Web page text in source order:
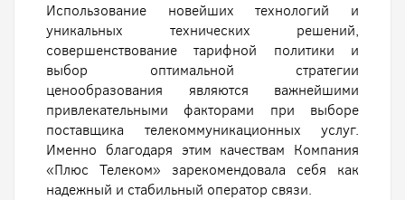
Использование новейших технологий и
уникальных технических решений,
совершенствование тарифной политики и
выбор оптимальной стратегии
ценообразования являются важнейшими
привлекательными факторами при выборе
поставщика телекоммуникационных услуг.
Именно благодаря этим качествам Компания
«Плюс Телеком» зарекомендовала себя как
надежный и стабильный оператор связи.